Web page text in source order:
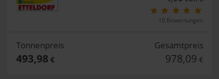
10 Bewertungen
Tonnenpreis
493,98 €
Gesamtpreis
978,09 €